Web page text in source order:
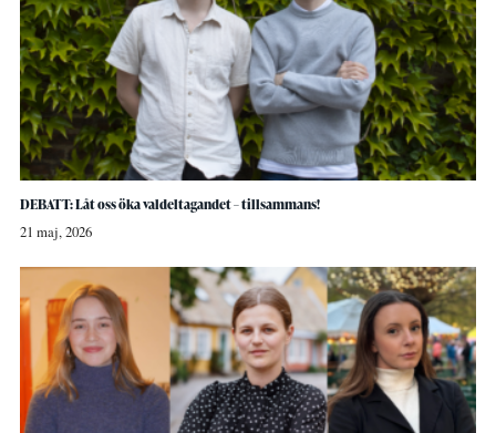
DEBATT: Låt oss öka valdeltagandet – tillsammans!
21 maj, 2026